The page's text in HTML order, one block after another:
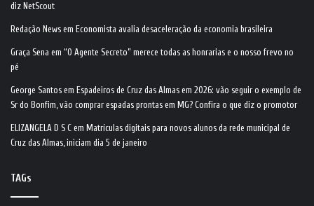
diz NetScout
Redação News em Economista avalia desaceleração da economia brasileira
Graça Sena em “O Agente Secreto” merece todas as honrarias e o nosso frevo no
pé
George Santos em Espadeiros de Cruz das Almas em 2026: vão seguir o exemplo de
Sr do Bonfim, vão comprar espadas prontas em MG? Confira o que diz o promotor
ELIZANGELA D S C em Matrículas digitais para novos alunos da rede municipal de
Cruz das Almas, iniciam dia 5 de janeiro
TAGs